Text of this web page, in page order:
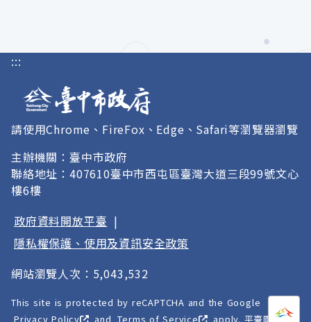
打開
:::
請使用Chrome、FireFox、Edge、Safari等瀏覽器瀏覽
主辦機關：臺中市政府
聯絡地址：407610臺中市西屯區臺灣大道三段99號文心
樓6樓
政府資料開放平臺 |
隱私權保護、使用及資訊安全政策
網站瀏覽人次：5,043,532
This site is protected by reCAPTCHA and the Google
Privacy Policy
and Terms of Service apply. 平臺圖像以